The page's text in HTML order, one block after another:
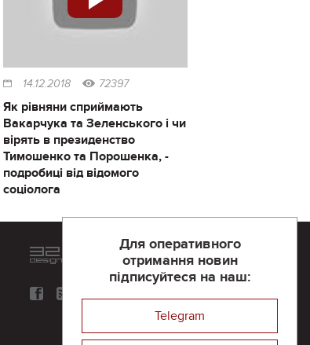
14.12.2018 72397
Як рівняни сприймають
Вакарчука та Зеленського і чи
вірять в президенство
Тимошенко та Порошенка, -
подробиці від відомого
соціолога
Для оперативного
отримання новин
підписуйтеся на наш:
Telegram
Розроблений та підтримується
компанії 32х32